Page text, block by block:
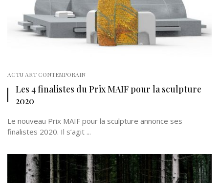
ACTU ART CONTEMPORAIN
Les 4 finalistes du Prix MAIF pour la sculpture
2020
Le nouveau Prix MAIF pour la sculpture annonce ses
finalistes 2020. Il s’agit ...